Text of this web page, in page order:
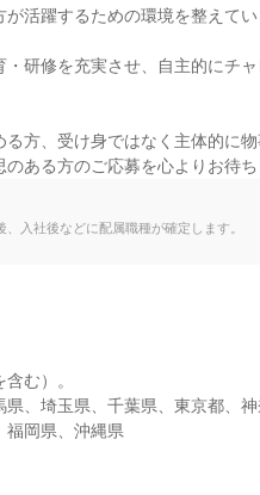
活躍するための環境を整えてい
研修を充実させ、自主的にチ
方、受け身ではなく主体的に
ある方のご応募を心よりお待ち
入社後などに配属職種が確定します。
む）。
、埼玉県、千葉県、東京都、神
福岡県、沖縄県